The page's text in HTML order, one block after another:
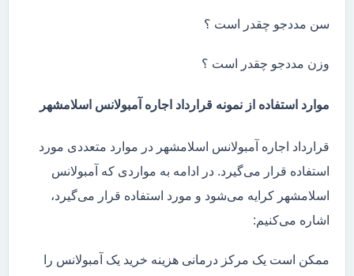
سن مددجو چقدر است ؟
وزن مددجو چقدر است ؟
موارد استفاده از نمونه قرارداد اجاره آمبولانس اسلامشهر
قرارداد اجاره آمبولانس اسلامشهر در موارد متعددی مورد
استفاده قرار می‌گیرد. در ادامه به مواردی که آمبولانس
اسلامشهر کرایه می‌شود و مورد استفاده قرار می‌گیرد،
اشاره می‌کنیم:
ممکن است یک مرکز درمانی هزینه خرید یک آمبولانس را